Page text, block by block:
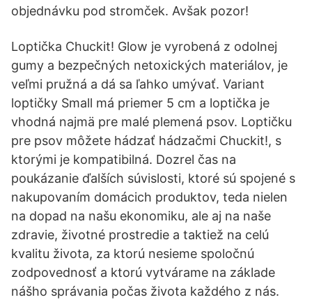
objednávku pod stromček. Avšak pozor!
Loptička Chuckit! Glow je vyrobená z odolnej
gumy a bezpečných netoxických materiálov, je
veľmi pružná a dá sa ľahko umývať. Variant
loptičky Small má priemer 5 cm a loptička je
vhodná najmä pre malé plemená psov. Loptičku
pre psov môžete hádzať hádzačmi Chuckit!, s
ktorými je kompatibilná. Dozrel čas na
poukázanie ďalších súvislosti, ktoré sú spojené s
nakupovaním domácich produktov, teda nielen
na dopad na našu ekonomiku, ale aj na naše
zdravie, životné prostredie a taktiež na celú
kvalitu života, za ktorú nesieme spoločnú
zodpovednosť a ktorú vytvárame na základe
nášho správania počas života každého z nás.